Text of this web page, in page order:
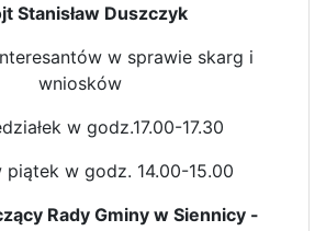
Stanisław Duszczyk
w sprawie skarg i
wniosków
w godz.17.00-17.30
w godz. 14.00-15.00
Rady Gminy w Siennicy -